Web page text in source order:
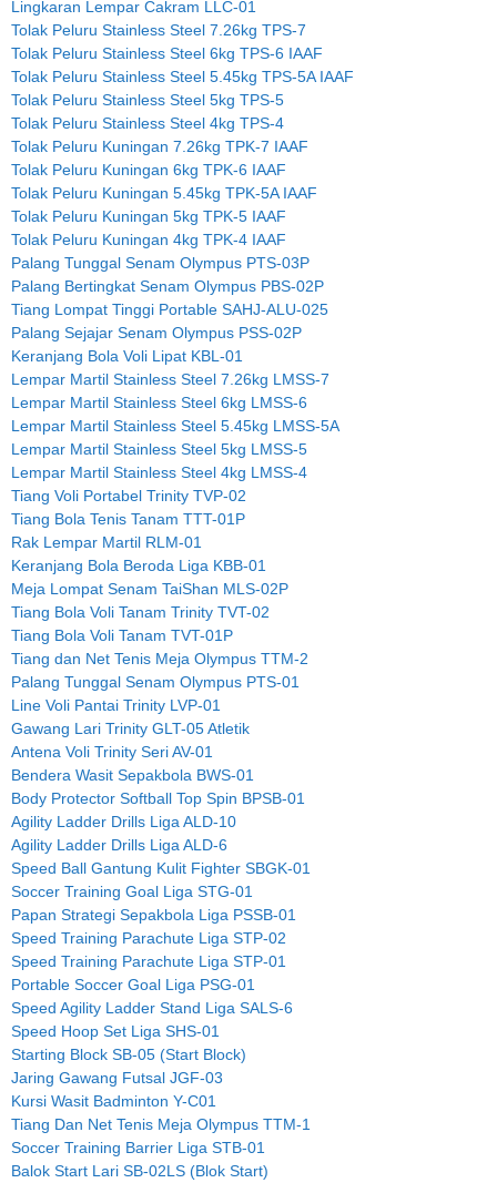
Lingkaran Lempar Cakram LLC-01
Tolak Peluru Stainless Steel 7.26kg TPS-7
Tolak Peluru Stainless Steel 6kg TPS-6 IAAF
Tolak Peluru Stainless Steel 5.45kg TPS-5A IAAF
Tolak Peluru Stainless Steel 5kg TPS-5
Tolak Peluru Stainless Steel 4kg TPS-4
Tolak Peluru Kuningan 7.26kg TPK-7 IAAF
Tolak Peluru Kuningan 6kg TPK-6 IAAF
Tolak Peluru Kuningan 5.45kg TPK-5A IAAF
Tolak Peluru Kuningan 5kg TPK-5 IAAF
Tolak Peluru Kuningan 4kg TPK-4 IAAF
Palang Tunggal Senam Olympus PTS-03P
Palang Bertingkat Senam Olympus PBS-02P
Tiang Lompat Tinggi Portable SAHJ-ALU-025
Palang Sejajar Senam Olympus PSS-02P
Keranjang Bola Voli Lipat KBL-01
Lempar Martil Stainless Steel 7.26kg LMSS-7
Lempar Martil Stainless Steel 6kg LMSS-6
Lempar Martil Stainless Steel 5.45kg LMSS-5A
Lempar Martil Stainless Steel 5kg LMSS-5
Lempar Martil Stainless Steel 4kg LMSS-4
Tiang Voli Portabel Trinity TVP-02
Tiang Bola Tenis Tanam TTT-01P
Rak Lempar Martil RLM-01
Keranjang Bola Beroda Liga KBB-01
Meja Lompat Senam TaiShan MLS-02P
Tiang Bola Voli Tanam Trinity TVT-02
Tiang Bola Voli Tanam TVT-01P
Tiang dan Net Tenis Meja Olympus TTM-2
Palang Tunggal Senam Olympus PTS-01
Line Voli Pantai Trinity LVP-01
Gawang Lari Trinity GLT-05 Atletik
Antena Voli Trinity Seri AV-01
Bendera Wasit Sepakbola BWS-01
Body Protector Softball Top Spin BPSB-01
Agility Ladder Drills Liga ALD-10
Agility Ladder Drills Liga ALD-6
Speed Ball Gantung Kulit Fighter SBGK-01
Soccer Training Goal Liga STG-01
Papan Strategi Sepakbola Liga PSSB-01
Speed Training Parachute Liga STP-02
Speed Training Parachute Liga STP-01
Portable Soccer Goal Liga PSG-01
Speed Agility Ladder Stand Liga SALS-6
Speed Hoop Set Liga SHS-01
Starting Block SB-05 (Start Block)
Jaring Gawang Futsal JGF-03
Kursi Wasit Badminton Y-C01
Tiang Dan Net Tenis Meja Olympus TTM-1
Soccer Training Barrier Liga STB-01
Balok Start Lari SB-02LS (Blok Start)